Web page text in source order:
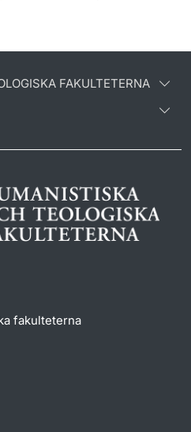
FAKULTETERNA
fakulteterna